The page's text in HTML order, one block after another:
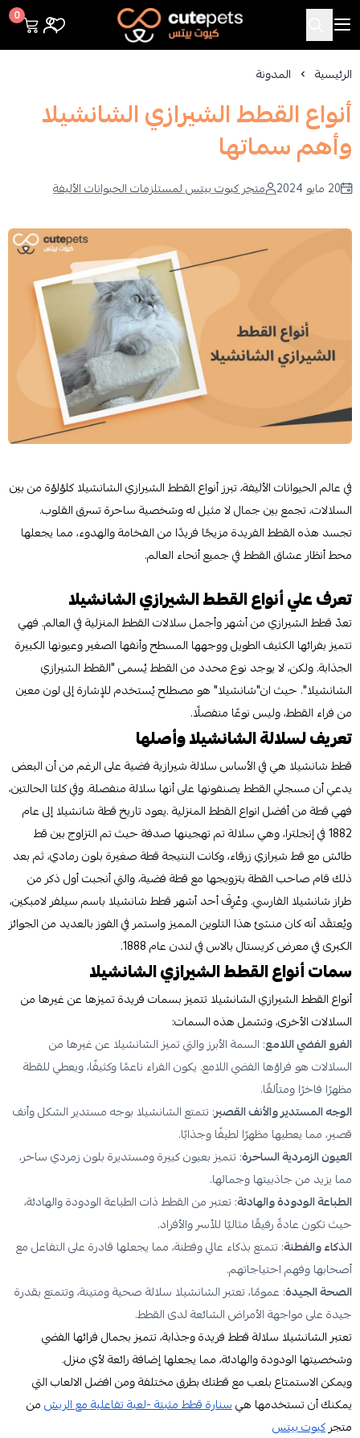
Cutepets
0
الرئيسية المدونة
أنواع القطط الشيرازي الشانشيلا
وأهم سماتها
20 مايو 2024 متجر كيوت بيتس لمستلزمات الحيوانات الأليفة
في عالم الحيوانات الأليفة، تبرز أنواع القطط الشيرازي الشانشيلا كلؤلؤة من بين
السلالات، تجمع بين جمال لا مثيل له وشخصية ساحرة تسرق القلوب.
تجسد هذه القطط الفريدة مزيجًا فريدًا من الفخامة والهدوء، مما يجعلها
محط أنظار عشاق القطط في جميع أنحاء العالم.
تعرف علي أنواع القطط الشيرازي الشانشيلا
تعدّ قطط الشيرازي من أشهر وأجمل سلالات القطط المنزلية في العالم. فهي
تتميز بفرائها الكثيف الطويل ووجهها المسطح وأنفها الصغير وعيونها الكبيرة
الجذابة. ولكن، لا يوجد نوع محدد من القطط يُسمى "القطط الشيرازي
الشانشيلا". حيث ان"شانشيلا" هو مصطلح يُستخدم للإشارة إلى لون معين
من فراء القطط، وليس نوعًا منفصلًا.
تعريف لسلالة الشانشيلا وأصلها
قطط شانشيلا هي في الأساس سلالة شيرازية فضية على الرغم من أن البعض
يدعي أن مسجلي القطط يصنفونها على أنها سلالة منفصلة. وفي كلتا الحالتين،
فهي قطة من أفضل انواع القطط المنزلية .يعود تاريخ قطة شانشيلا إلى عام
1882 في إنجلترا، وهي سلالة تم تهجينها صدفة حيث تم التزاوج بين قط
طائش مع قط شيرازي زرقاء، وكانت النتيجة قطة صغيرة بلون رمادي، ثم بعد
ذلك قام صاحب القطة بتزويجها مع قطة فضية، والتي أنجبت أول ذكر من
طراز شانشيلا الفارسي. وعُرِفَ أحد أشهر قطط شانشيلا باسم سيلفر لامبكين،
ويُعتقَد أنه كان منشئ هذا التلوين المميز واستمر في الفوز بالعديد من الجوائز
الكبرى في معرض كريستال بالاس في لندن عام 1888.
سمات أنواع القطط الشيرازي الشانشيلا
أنواع القطط الشيرازي الشانشيلا تتميز بسمات فريدة تميزها عن غيرها من
السلالات الأخرى، وتشمل هذه السمات:
الفرو الفضي اللامع: السمة الأبرز والتي تميز الشانشيلا عن غيرها من
السلالات هو فراؤها الفضي اللامع. يكون الفراء ناعمًا وكثيفًا، ويعطي للقطة
مظهرًا فاخرًا ومتألقًا.
الوجه المستدير والأنف القصير: تتمتع الشانشيلا بوجه مستدير الشكل وأنف
قصير، مما يعطيها مظهرًا لطيفًا وجذابًا.
العيون الزمردية الساحرة: تتميز بعيون كبيرة ومستديرة بلون زمردي ساحر،
مما يزيد من جاذبيتها وجمالها.
الطباعة الودودة والهادئة: تعتبر من القطط ذات الطباعة الودودة والهادئة،
حيث تكون عادةً رفيقًا مثاليًا للأسر والأفراد.
الذكاء والفطنة: تتمتع بذكاء عالي وفطنة، مما يجعلها قادرة على التفاعل مع
أصحابها وفهم احتياجاتهم.
الصحة الجيدة: عمومًا، تعتبر الشانشيلا سلالة صحية ومتينة، وتتمتع بقدرة
جيدة على مواجهة الأمراض الشائعة لدى القطط.
تعتبر الشانشيلا سلالة قطط فريدة وجذابة، تتميز بجمال فرائها الفضي
وشخصيتها الودودة والهادئة، مما يجعلها إضافة رائعة لأي منزل.
ويمكن الاستمتاع بلعب مع قطتك بطرق مختلفة ومن افضل الالعاب التي
يمكنك أن تستخدمها هيسنارة قطط مثبتة -لعبة تفاعلية مع الريشمن
متجركيوت بيتس